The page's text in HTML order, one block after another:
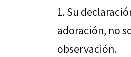
Su
adoración, no
observación.